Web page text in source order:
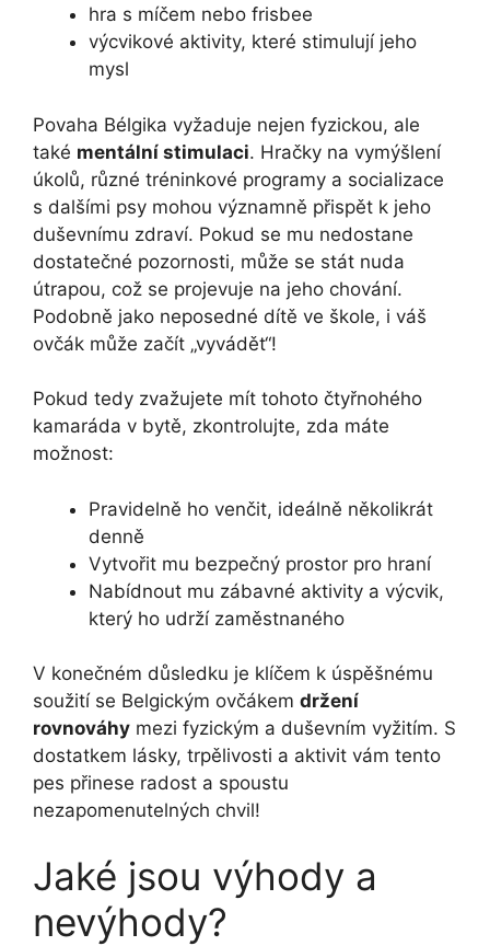
hra s míčem nebo frisbee
výcvikové aktivity, které stimulují jeho
mysl
Povaha Bélgika vyžaduje nejen fyzickou, ale
také mentální stimulaci. Hračky na vymýšlení
úkolů, různé tréninkové programy a socializace
s dalšími psy mohou významně přispět k jeho
duševnímu zdraví. Pokud se mu nedostane
dostatečné pozornosti, může se stát nuda
útrapou, což se projevuje na jeho chování.
Podobně jako neposedné dítě ve škole, i váš
ovčák může začít „vyvádět“!
Pokud tedy zvažujete mít tohoto čtyřnohého
kamaráda v bytě, zkontrolujte, zda máte
možnost:
Pravidelně ho venčit, ideálně několikrát
denně
Vytvořit mu bezpečný prostor pro hraní
Nabídnout mu zábavné aktivity a výcvik,
který ho udrží zaměstnaného
V konečném důsledku je klíčem k úspěšnému
soužití se Belgickým ovčákem držení
rovnováhy mezi fyzickým a duševním vyžitím. S
dostatkem lásky, trpělivosti a aktivit vám tento
pes přinese radost a spoustu
nezapomenutelných chvil!
Jaké jsou výhody a
nevýhody?